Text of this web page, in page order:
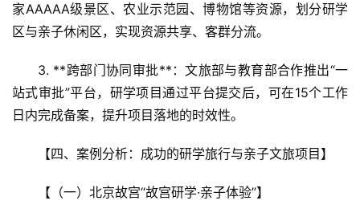
家AAAAA级景区、农业示范园、博物馆等资源，划分研学
区与亲子休闲区，实现资源共享、客群分流。
3. **跨部门协同审批**：文旅部与教育部合作推出“一
站式审批”平台，研学项目通过平台提交后，可在15个工作
日内完成备案，提升项目落地的时效性。
【四、案例分析：成功的研学旅行与亲子文旅项目】
【（一）北京故宫“故宫研学·亲子体验”】